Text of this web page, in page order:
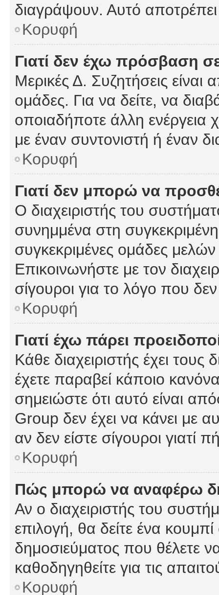
διαγράψουν. Αυτό
Κορυφή
Γιατί δεν έχω πρόσβαση
Μερικές Δ. Συζητήσεις είναι
ομάδες. Για να δείτε, να
οποιαδήποτε άλλη ενέργεια
με έναν συντονιστή ή έναν
Κορυφή
Γιατί δεν μπορώ να
Ο διαχειριστής του
συνημμένα στη
συγκεκριμένες ομάδες
Επικοινωνήστε με τον
σίγουροι για το λόγο που
Κορυφή
Γιατί έχω πάρει
Κάθε διαχειριστής έχει
έχετε παραβεί κάποιο
σημειώστε ότι αυτό είναι
Group δεν έχει να κάνει με
αν δεν είστε σίγουροι γιατί
Κορυφή
Πώς μπορώ να αναφέρω
Αν ο διαχειριστής του
επιλογή, θα δείτε ένα
δημοσιεύματος που θέλετε
καθοδηγηθείτε για τις
Κορυφή